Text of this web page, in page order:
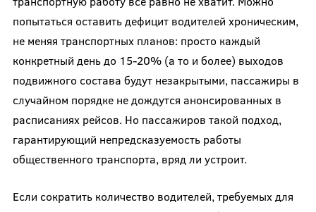
попытаться оставить дефицит водителей хроническим,
не меняя транспортных планов: просто каждый
конкретный день до 15-20% (а то и более) выходов
подвижного состава будут незакрытыми, пассажиры в
случайном порядке не дождутся анонсированных в
расписаниях рейсов. Но пассажиров такой подход,
гарантирующий непредсказуемость работы
общественного транспорта, вряд ли устроит.
Если сократить количество водителей, требуемых для